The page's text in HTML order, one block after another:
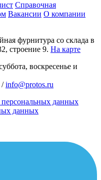
Справочная
Вакансии О компании
фурнитура со склада в
строение 9. На карте
воскресенье и
/info@protos.ru
данных
данных